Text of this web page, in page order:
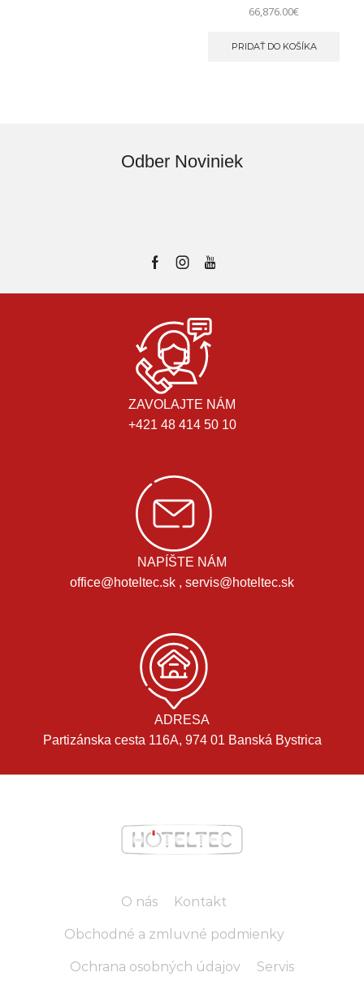
66,876.00€
PRIDAŤ DO KOŠÍKA
Odber Noviniek
ZAVOLAJTE NÁM
+421 48 414 50 10
NAPÍŠTE NÁM
office@hoteltec.sk , servis@hoteltec.sk
ADRESA
Partizánska cesta 116A, 974 01 Banská Bystrica
O nás Kontakt
Obchodné a zmluvné podmienky
Ochrana osobných údajov Servis